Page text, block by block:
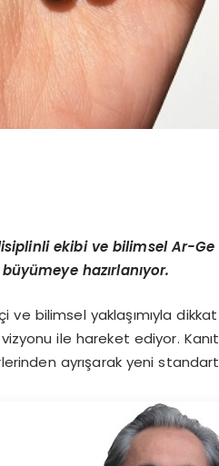
ekibi ve bilimsel Ar-
üyümeye hazırlanıyor.
ve bilimsel yaklaşımıyla
ile hareket ediyor.
ayrışarak yeni